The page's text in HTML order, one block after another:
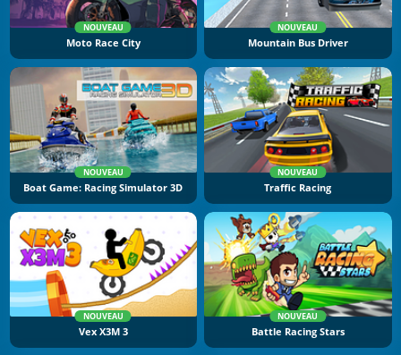
NOUVEAU
Moto Race City
NOUVEAU
Mountain Bus Driver
NOUVEAU
Boat Game: Racing Simulator 3D
NOUVEAU
Traffic Racing
NOUVEAU
Vex X3M 3
NOUVEAU
Battle Racing Stars